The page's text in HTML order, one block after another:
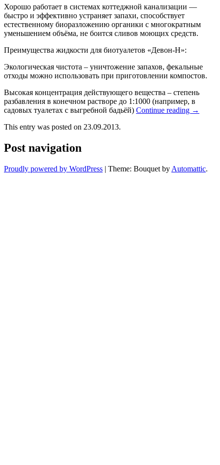
Хорошо работает в системах коттеджной канализации —
быстро и эффективно устраняет запахи, способствует
естественному биоразложению органики с многократным
уменьшением объёма, не боится сливов моющих средств.
Преимущества жидкости для биотуалетов «Девон-Н»:
Экологическая чистота – уничтожение запахов, фекальные
отходы можно использовать при приготовлении компостов.
Высокая концентрация действующего вещества – степень
разбавления в конечном растворе до 1:1000 (например, в
садовых туалетах с выгребной бадьёй) Continue reading →
This entry was posted on 23.09.2013.
Post navigation
Proudly powered by WordPress | Theme: Bouquet by Automattic.